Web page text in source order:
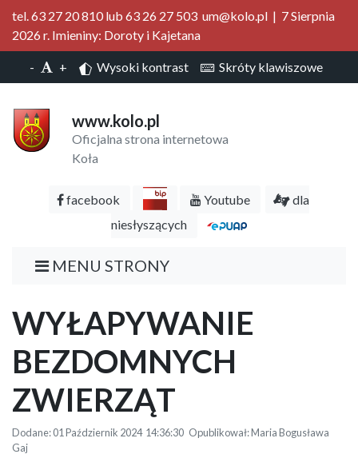
tel. 63 27 20 810 lub 63 26 27 503 um@kolo.pl | 7 Sierpnia
2026 r. Imieniny: Doroty i Kajetana
- + Wysoki kontrast Skróty klawiszowe
www.kolo.pl
Oficjalna strona internetowa
Koła
facebook Youtube
dla
niesłyszących
MENU STRONY
WYŁAPYWANIE
BEZDOMNYCH
ZWIERZĄT
Dodane: 01 Październik 2024 14:36:30 Opublikował: Maria Bogusława
Gaj